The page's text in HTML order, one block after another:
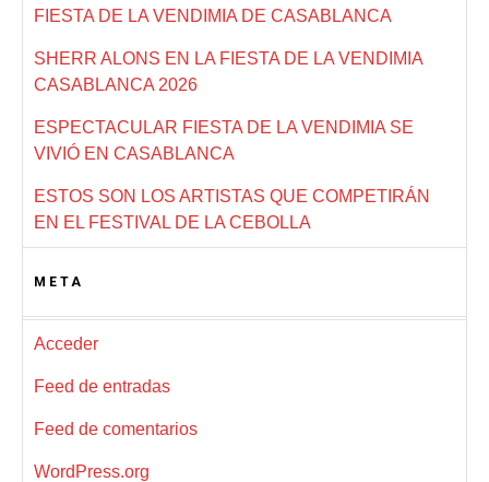
FIESTA DE LA VENDIMIA DE CASABLANCA
SHERR ALONS EN LA FIESTA DE LA VENDIMIA
CASABLANCA 2026
ESPECTACULAR FIESTA DE LA VENDIMIA SE
VIVIÓ EN CASABLANCA
ESTOS SON LOS ARTISTAS QUE COMPETIRÁN
EN EL FESTIVAL DE LA CEBOLLA
META
Acceder
Feed de entradas
Feed de comentarios
WordPress.org